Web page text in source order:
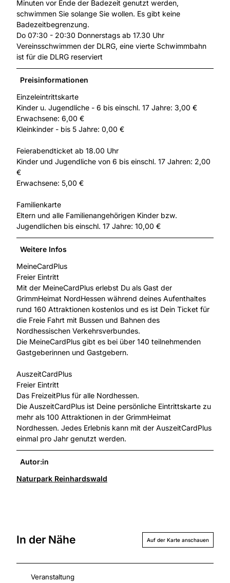
Minuten vor Ende der Badezeit genutzt werden,
schwimmen Sie solange Sie wollen. Es gibt keine
Badezeitbegrenzung.
Do 07:30 - 20:30 Donnerstags ab 17.30 Uhr
Vereinsschwimmen der DLRG, eine vierte Schwimmbahn
ist für die DLRG reserviert
Preisinformationen
Einzeleintrittskarte
Kinder u. Jugendliche - 6 bis einschl. 17 Jahre: 3,00 €
Erwachsene: 6,00 €
Kleinkinder - bis 5 Jahre: 0,00 €
Feierabendticket ab 18.00 Uhr
Kinder und Jugendliche von 6 bis einschl. 17 Jahren: 2,00
€
Erwachsene: 5,00 €
Familienkarte
Eltern und alle Familienangehörigen Kinder bzw.
Jugendlichen bis einschl. 17 Jahre: 10,00 €
Weitere Infos
MeineCardPlus
Freier Eintritt
Mit der MeineCardPlus erlebst Du als Gast der
GrimmHeimat NordHessen während deines Aufenthaltes
rund 160 Attraktionen kostenlos und es ist Dein Ticket für
die Freie Fahrt mit Bussen und Bahnen des
Nordhessischen Verkehrsverbundes.
Die MeineCardPlus gibt es bei über 140 teilnehmenden
Gastgeberinnen und Gastgebern.
AuszeitCardPlus
Freier Eintritt
Das FreizeitPlus für alle Nordhessen.
Die AuszeitCardPlus ist Deine persönliche Eintrittskarte zu
mehr als 100 Attraktionen in der GrimmHeimat
Nordhessen. Jedes Erlebnis kann mit der AuszeitCardPlus
einmal pro Jahr genutzt werden.
Autor:in
Naturpark Reinhardswald
In der Nähe Auf der Karte anschauen
Veranstaltung